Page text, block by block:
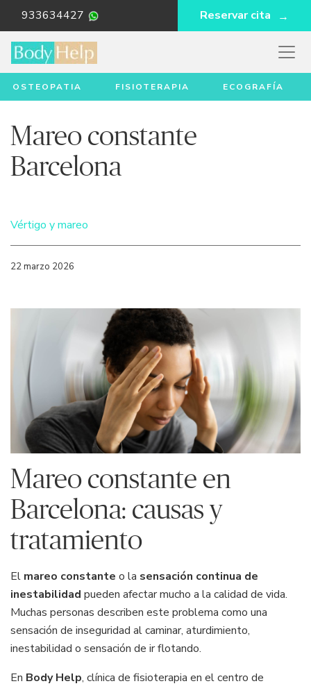
933634427 Reservar cita
OSTEOPATIA FISIOTERAPIA ECOGRAFÍA
Mareo constante
Barcelona
Vértigo y mareo
22 marzo 2026
Mareo constante en
Barcelona: causas y
tratamiento
El mareo constante o la sensación continua de
inestabilidad pueden afectar mucho a la calidad de vida.
Muchas personas describen este problema como una
sensación de inseguridad al caminar, aturdimiento,
inestabilidad o sensación de ir flotando.
En Body Help, clínica de fisioterapia en el centro de